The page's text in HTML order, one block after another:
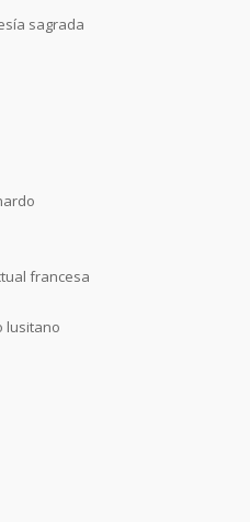
sagrada
francesa
lusitano